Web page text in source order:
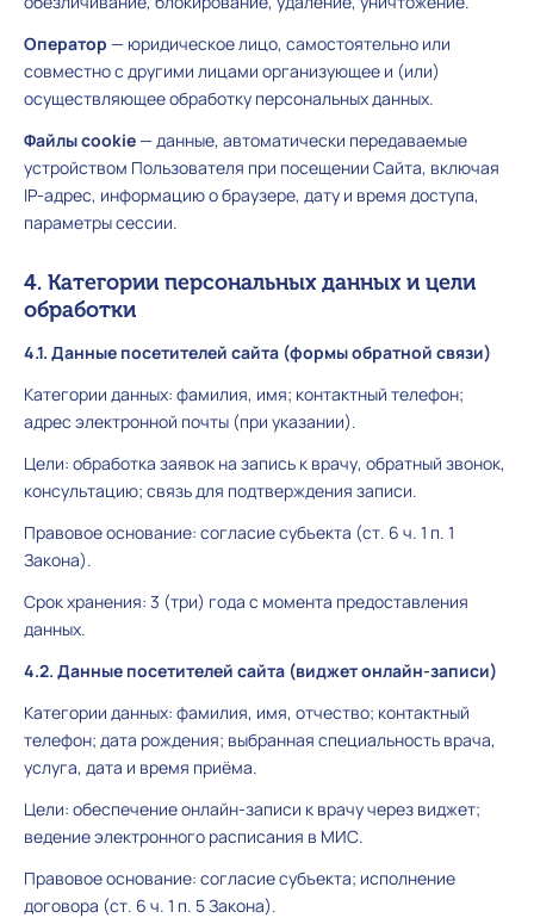
Оператор — юридическое лицо, самостоятельно или
совместно с другими лицами организующее и (или)
осуществляющее обработку персональных данных.
Файлы cookie— данные, автоматически передаваемые
устройством Пользователя при посещении Сайта, включая
IP-адрес, информацию о браузере, дату и время доступа,
параметры сессии.
4. Категории персональных данных и цели
обработки
4.1. Данные посетителей сайта (формы обратной связи)
Категории данных: фамилия, имя; контактный телефон;
адрес электронной почты (при указании).
Цели: обработка заявок на запись к врачу, обратный звонок,
консультацию; связь для подтверждения записи.
Правовое основание: согласие субъекта (ст. 6 ч. 1 п. 1
Закона).
Срок хранения: 3 (три) года с момента предоставления
данных.
4.2. Данные посетителей сайта (виджет онлайн-записи)
Категории данных: фамилия, имя, отчество; контактный
телефон; дата рождения; выбранная специальность врача,
услуга, дата и время приёма.
Цели: обеспечение онлайн-записи к врачу через виджет;
ведение электронного расписания в МИС.
Правовое основание: согласие субъекта; исполнение
договора (ст. 6 ч. 1 п. 5 Закона).